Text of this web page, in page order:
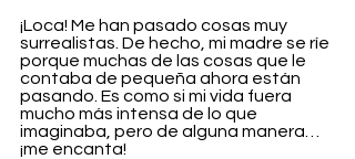
¡Loca! Me han pasado cosas muy
surrealistas. De hecho, mi madre se ríe
porque muchas de las cosas que le
contaba de pequeña ahora están
pasando. Es como si mi vida fuera
mucho más intensa de lo que
imaginaba, pero de alguna manera…
¡me encanta!